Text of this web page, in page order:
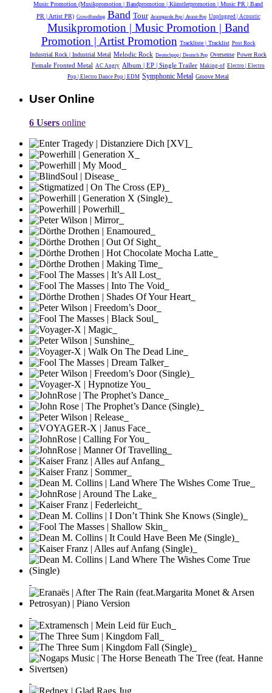
Music Promotion (Musikpromotion | Bandpromotion | Künstlerpromotion | Music PR | Band
PR | Artist PR) Crowdfunding Band Tour Avantgarde Pop | Avant-Pop Unplugged | Acoustic
Musikpromotion | Music Promotion | Band
Promotion | Artist Promotion Trackliste | Tracklist Post Rock
Industrial Rock | Industrial Metal Melodic Rock Deutschpop | Deutsch Pop Oversense Power Rock
Female Fronted Metal AC Angry Album | EP | Single Trailer Making-of Electro | Electro
Pop | Electro Dance Pop | EDM Symphonic Metal Groove Metal
User Online
6 Users online